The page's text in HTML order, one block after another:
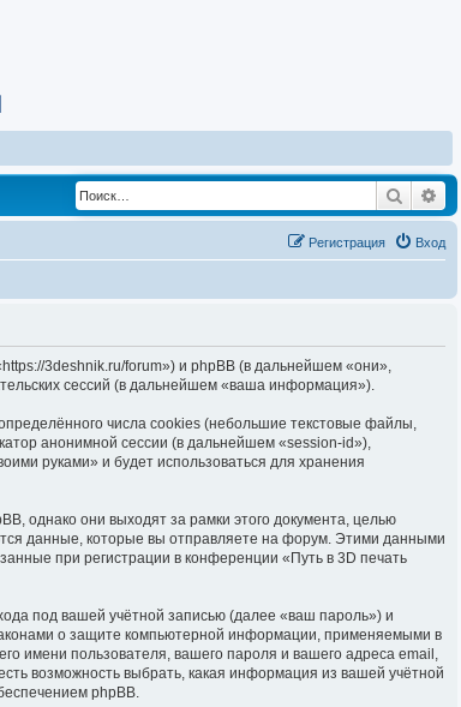
Поиск
Вход
Регистрация
3deshnik.ru/forum») и phpBB (в дальнейшем «они»,
сессий (в дальнейшем «ваша информация»).
числа cookies (небольшие текстовые файлы,
анонимной сессии (в дальнейшем «session-id»),
руками» и будет использоваться для хранения
однако они выходят за рамки этого документа, целью
данные, которые вы отправляете на форум. Этими данными
при регистрации в конференции «Путь в 3D печать
под вашей учётной записью (далее «ваш пароль») и
о защите компьютерной информации, применяемыми в
имени пользователя, вашего пароля и вашего адреса email,
возможность выбрать, какая информация из вашей учётной
phpBB.